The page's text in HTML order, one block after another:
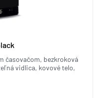
časovačom, bezkroková
vidlica, kovové telo,